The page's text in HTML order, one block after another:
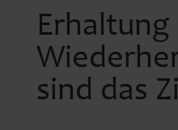
Erhaltung
sind das